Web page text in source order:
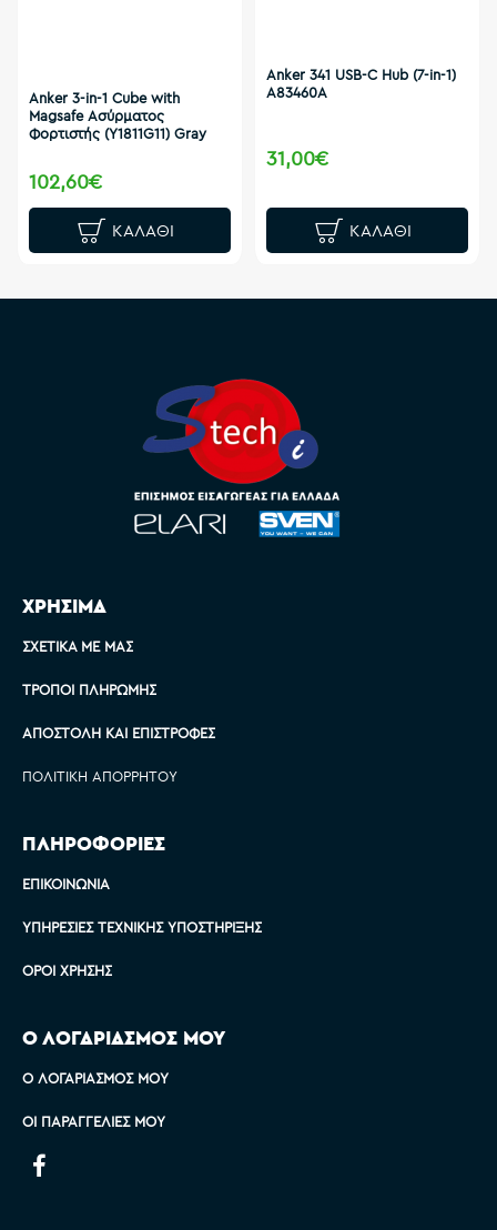
Anker 3-in-1 Cube with
Magsafe Ασύρματος
Φορτιστής (Y1811G11) Gray
102,60€
ΚΑΛΆΘΙ
Anker 341 USB-C Hub (7-in-1)
A83460A
31,00€
ΚΑΛΆΘΙ
ΧΡΗΣΙΜΑ
ΣΧΕΤΙΚΆ ΜΕ ΜΑΣ
ΤΡΌΠΟΙ ΠΛΗΡΩΜΉΣ
ΑΠΟΣΤΟΛΉ ΚΑΙ ΕΠΙΣΤΡΟΦΈΣ
ΠΟΛΙΤΙΚΉ ΑΠΟΡΡΉΤΟΥ
ΠΛΗΡΟΦΟΡΙΕΣ
ΕΠΙΚΟΙΝΩΝΊΑ
ΥΠΗΡΕΣΊΕΣ ΤΕΧΝΙΚΉΣ ΥΠΟΣΤΉΡΙΞΗΣ
ΌΡΟΙ ΧΡΉΣΗΣ
Ο ΛΟΓΑΡΙΑΣΜΟΣ ΜΟΥ
Ο ΛΟΓΑΡΙΑΣΜΌΣ ΜΟΥ
ΟΙ ΠΑΡΑΓΓΕΛΊΕΣ ΜΟΥ